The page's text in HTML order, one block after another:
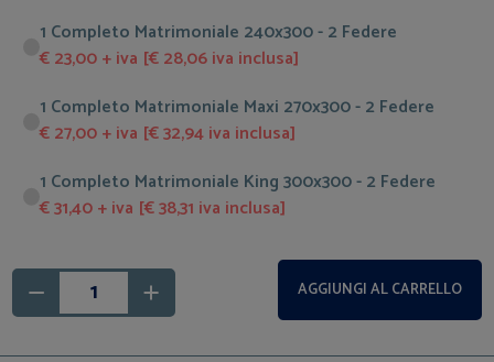
1 Completo Matrimoniale 240x300 - 2 Federe
€ 23,00 + iva [€ 28,06 iva inclusa]
1 Completo Matrimoniale Maxi 270x300 - 2 Federe
€ 27,00 + iva [€ 32,94 iva inclusa]
1 Completo Matrimoniale King 300x300 - 2 Federe
€ 31,40 + iva [€ 38,31 iva inclusa]
AGGIUNGI AL CARRELLO